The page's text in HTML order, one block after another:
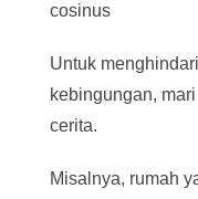
cosinus
Untuk
kebingungan,
cerita.
Misalnya, rumah